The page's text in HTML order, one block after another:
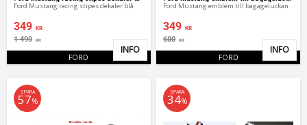
Ford Mustang racing stipes dekaler blå
349 KR
1 490 KR
FORD Lägg till i favoriter
INFO
Ford Mustang emblem till bagageluckan
349 KR
680 KR
FORD
INFO
SPARA
57%
SPARA
34%